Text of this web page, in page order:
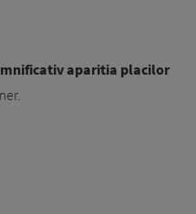
aparitia placilor